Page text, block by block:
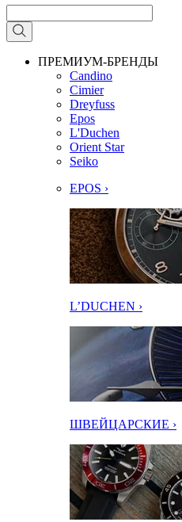
ПРЕМИУМ-БРЕНДЫ
Candino
Cimier
Dreyfuss
Epos
L'Duchen
Orient Star
Seiko
EPOS ›
L’DUCHEN ›
ШВЕЙЦАРСКИЕ ›